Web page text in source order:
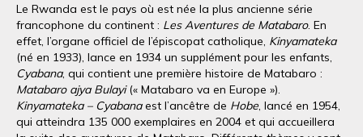
Le Rwanda est le pays où est née la plus ancienne série
francophone du continent : Les Aventures de Matabaro. En
effet, l’organe officiel de l’épiscopat catholique, Kinyamateka
(né en 1933), lance en 1934 un supplément pour les enfants,
Cyabana, qui contient une première histoire de Matabaro :
Matabaro ajya Bulayi(« Matabaro va en Europe »).
Kinyamateka – Cyabanaest l’ancêtre de Hobe, lancé en 1954,
qui atteindra 135 000 exemplaires en 2004 et qui accueillera